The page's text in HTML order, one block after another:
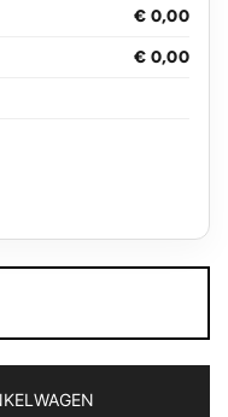
€ 0,00
€ 0,00